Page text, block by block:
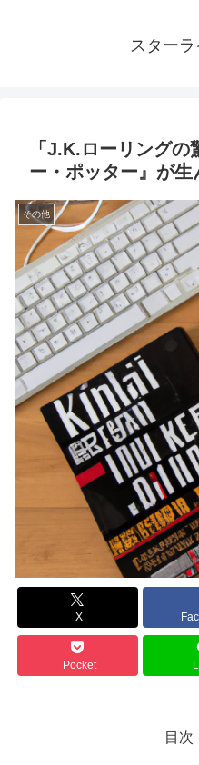
スター
「J.K.ローリング
ー・ポッター』が生
その他
X
Pocket
目次